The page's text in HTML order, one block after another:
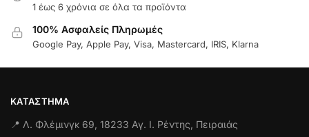
1 έως 6 χρόνια σε όλα τα προϊόντα
100% Ασφαλείς Πληρωμές
Google Pay, Apple Pay, Visa, Mastercard, IRIS, Klarna
ΚΑΤΆΣΤΗΜΑ
📍 Λ. Φλέμινγκ 69, 18233 Αγ. Ι. Ρέντης, Πειραιάς